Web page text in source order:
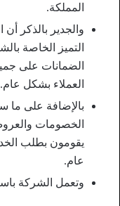
المملكة.
والجدير بالذكر
التميز الخاصة
الضمانات على
العملاء بشكل عام.
بالإضافة على ما
الخصومات
يقومون بطلب
عام.
وتعمل الشركة